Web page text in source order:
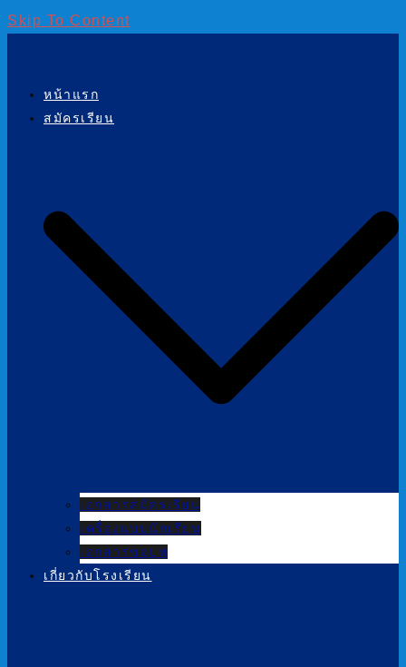
Skip To Content
หน้าแรก
สมัครเรียน
เอกสารสมัครเรียน
เครื่องแบบนักเรียน
เอกสารขอปพ
เกี่ยวกับโรงเรียน